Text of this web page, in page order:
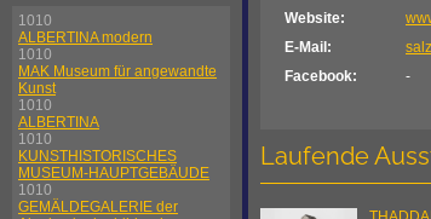
1010
ALBERTINA modern
1010
MAK Museum für angewandte
Kunst
1010
ALBERTINA
1010
KUNSTHISTORISCHES
MUSEUM-HAUPTGEBÄUDE
1010
GEMÄLDEGALERIE der
Website:
E-Mail:
Facebook:
-
Laufende